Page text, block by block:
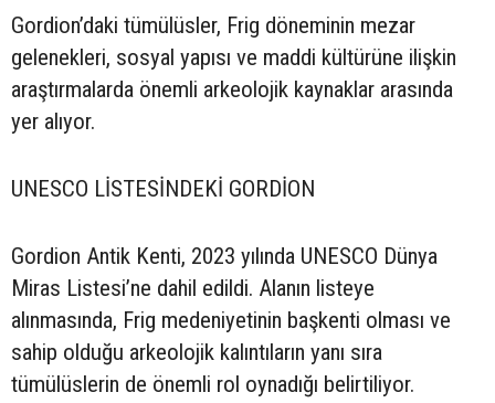
Gordion’daki tümülüsler, Frig döneminin mezar
gelenekleri, sosyal yapısı ve maddi kültürüne ilişkin
araştırmalarda önemli arkeolojik kaynaklar arasında
yer alıyor.
UNESCO LİSTESİNDEKİ GORDİON
Gordion Antik Kenti, 2023 yılında UNESCO Dünya
Miras Listesi’ne dahil edildi. Alanın listeye
alınmasında, Frig medeniyetinin başkenti olması ve
sahip olduğu arkeolojik kalıntıların yanı sıra
tümülüslerin de önemli rol oynadığı belirtiliyor.